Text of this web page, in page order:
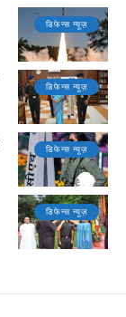
डिफेन्स न्यूज़
डिफेन्स न्यूज़
डिफेन्स न्यूज़
डिफेन्स न्यूज़